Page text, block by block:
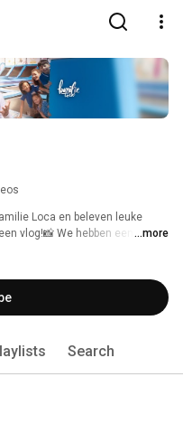
Loca en beleven leuke
vlog!📸 We hebben een ...more
Search